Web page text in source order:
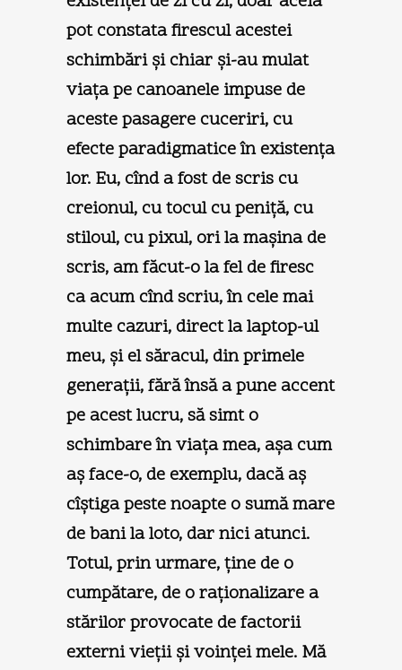
pot constata firescul acestei
schimbări şi chiar şi-au mulat
viaţa pe canoanele impuse de
aceste pasagere cuceriri, cu
efecte paradigmatice în existenţa
lor. Eu, cînd a fost de scris cu
creionul, cu tocul cu peniţă, cu
stiloul, cu pixul, ori la maşina de
scris, am făcut-o la fel de firesc
ca acum cînd scriu, în cele mai
multe cazuri, direct la laptop-ul
meu, şi el săracul, din primele
generaţii, fără însă a pune accent
pe acest lucru, să simt o
schimbare în viaţa mea, aşa cum
aş face-o, de exemplu, dacă aş
cîştiga peste noapte o sumă mare
de bani la loto, dar nici atunci.
Totul, prin urmare, ţine de o
cumpătare, de o raţionalizare a
stărilor provocate de factorii
externi vieţii şi voinţei mele. Mă